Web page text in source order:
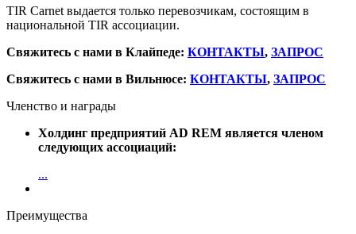
TIR Carnet выдается только перевозчикам, состоящим в
национальной TIR ассоциации.
Свяжитесь с нами в Клайпеде: КОНТАКТЫ, ЗАПРОС
Свяжитесь с нами в Вильнюсе: КОНТАКТЫ, ЗАПРОС
Членство и награды
Холдинг предприятий AD REM является членом
следующих ассоциаций:
...
Преимущества